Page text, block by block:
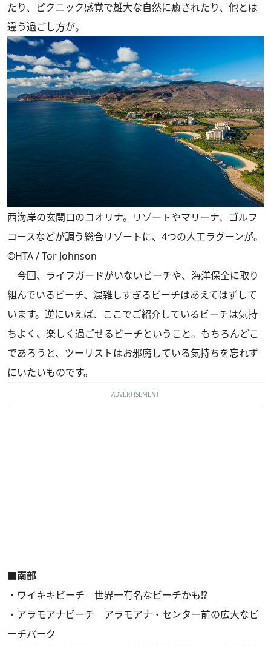
たり、ピクニック感覚で雄大な自然に癒されたり、他とは
違う過ごし方が。
西海岸の玄関口のコオリナ。リゾートやマリーナ、ゴルフ
コースなどが調う総合リゾートに、4つの人工ラグーンが。
©HTA / Tor Johnson
今回、ライフガードがいないビーチや、海洋保全に取り
組んでいるビーチ、混雑しすぎるビーチはあえてはずして
います。逆にいえば、ここでご紹介しているビーチは気持
ちよく、楽しく過ごせるビーチということ。もちろんどこ
であろうと、ツーリストはお邪魔している気持ちを忘れず
にいたいものです。
ADVERTISEMENT
■南部
・ワイキキビーチ 世界一有名なビーチかも!?
・アラモアナビーチ アラモアナ・センター前の広大なビ
ーチパーク